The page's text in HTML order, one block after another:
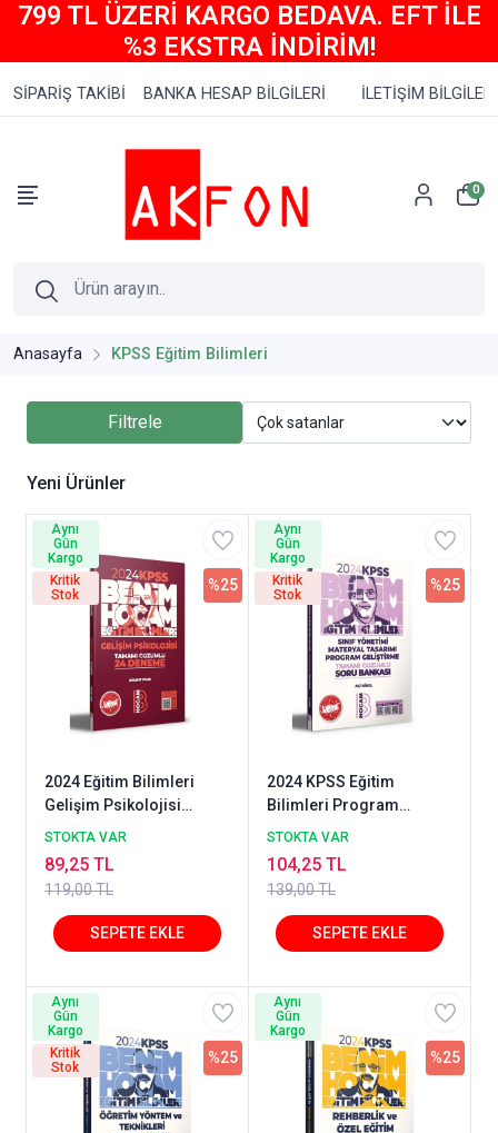
799 TL ÜZERİ KARGO BEDAVA. EFT İLE
%3 EKSTRA İNDİRİM!
SİPARİŞ TAKİBİ BANKA HESAP BİLGİLERİ İLETİŞİM BİLGİLERİ
0
Anasayfa KPSS Eğitim Bilimleri
Filtrele
Yeni Ürünler
2024 Eğitim Bilimleri
Gelişim Psikolojisi
Tamamı Çözümlü 24
Yayınları
STOKTA VAR
119,00 TL
%25
89,25 TL
Aynı
Gün
Kargo
Kritik
Stok
2024 KPSS Eğitim
Bilimleri Program
Geliştirme Sınıf Yönetimi
Tamamı Çözümlü Soru
Bankası Benim Hocam
Yayınları
STOKTA VAR
139,00 TL
%25
104,25 TL
Aynı
Gün
Kargo
Kritik
Stok
%25
Aynı
Gün
Kargo
Kritik
Stok
%25
Aynı
Gün
Kargo